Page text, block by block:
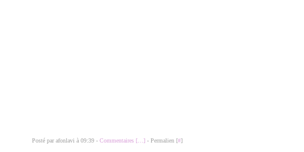
Posté par afonlavi à 09:39 - Commentaires [ ] - Permalien [#]